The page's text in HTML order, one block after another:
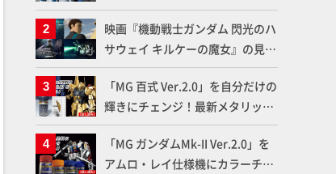
ンナップ！ウェイブライダーへの
変形、劇中どおりのプロポーショ
ンを再現【機動戦士Zガンダム】
映画『機動戦士ガンダム 閃光のハ
サウェイ キルケーの魔女』の見放
題配信が8月31日（月）よりスタ
ート！Prime Videoで国内独占配
信
「MG 百式 Ver.2.0」を自分だけの
輝きにチェンジ！最新メタリック
塗料を使ってより金属感を増した
仕上がりに!!【試し読み】
「MG ガンダムMk-II Ver.2.0」を
アムロ・レイ仕様機にカラーチェ